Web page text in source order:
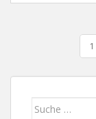
1
Suche